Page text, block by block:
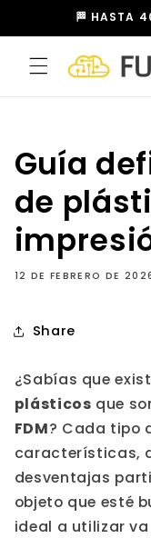
directamente
al contenido
🏁 HASTA
Guía
de
12 DE FEBRERO DE
Share
¿Sabías que
plásticos que
FDM? Cada tipo
características,
desventajas
objeto que esté
ideal a utilizar va